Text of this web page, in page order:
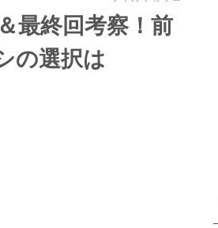
最終回考察！前
の選択は